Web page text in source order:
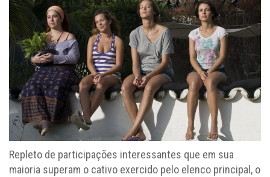
Repleto de participações interessantes que em sua
maioria superam o cativo exercido pelo elenco principal, o